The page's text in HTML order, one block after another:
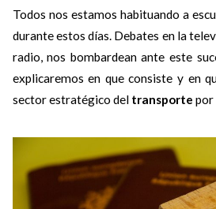
Todos nos estamos habituando a
durante estos días. Debates en la
radio, nos bombardean ante este
explicaremos en que consiste y en
sector estratégico del transporte por